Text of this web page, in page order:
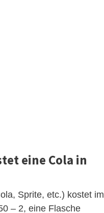
eine Cola in
Sprite, etc.) kostet im
– 2, eine Flasche